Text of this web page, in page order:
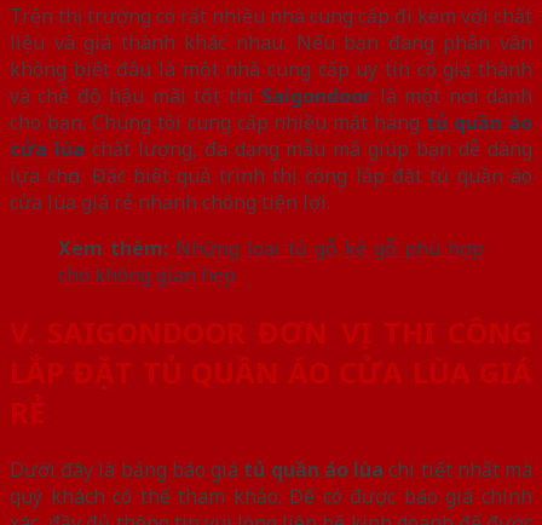
Trên thị trường có rất nhiều nhà cung cấp đi kèm với chất
liệu và giá thành khác nhau. Nếu bạn đang phân vân
không biết đâu là một nhà cung cấp uy tín có giá thành
và chế độ hậu mãi tốt thì Saigondoor là một nơi dành
cho bạn. Chúng tôi cung cấp nhiều mặt hàng tủ quần áo
cửa lùa chất lượng, đa dạng mẫu mã giúp bạn dễ dàng
lựa chọn. Đặc biệt quá trình thi công lắp đặt tủ quần áo
cửa lùa giá rẻ nhanh chóng tiện lợi.
Xem thêm: Những loại tủ gỗ kệ gỗ phù hợp
cho không gian hẹp
V. SAIGONDOOR ĐƠN VỊ THI CÔNG
LẮP ĐẶT TỦ QUẦN ÁO CỬA LÙA GIÁ
RẺ
Dưới đây là bảng báo giá tủ quần áo lùa chi tiết nhất mà
quý khách có thể tham khảo. Để có được báo giá chính